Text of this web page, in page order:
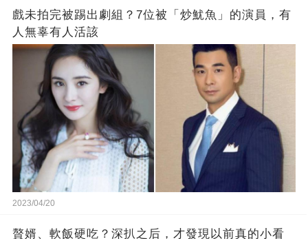
戲未拍完被踢出劇組？7位被「炒魷魚」的演員，有
人無辜有人活該
2023/04/20
贅婿、軟飯硬吃？深扒之后，才發現以前真的小看